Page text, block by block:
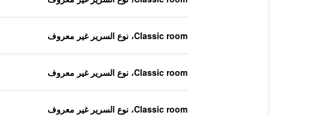
Classic room، نوع السرير غير معروف
Classic room، نوع السرير غير معروف
Classic room، نوع السرير غير معروف